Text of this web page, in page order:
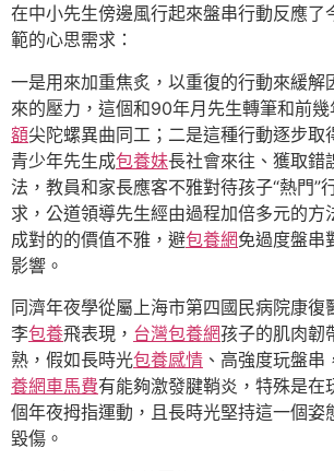
在中小先生傍邊風行起來盤串行動反應了
範的心思需求：
一是用來加重焦炙，以重復的行動來緩解
來的壓力，這個和90年月先生轉筆和前
額尖陀螺異曲同工；二是這種行動逐步取
青少年先生成包養妹長社會來往、獲取錯
法，教員和家長應客不雅對待孩子“熱門”
求，公道領導先生經由過程加倍多元的方
成對的的價值不雅，避包養網免過度盤串
影響。
同濟年夜學從屬上海市第四國民病院康復
李包養飛表現， 台灣包養網孩子的肌肉韌
熟，假如長時光包養感情 、高強度玩盤串
養網車馬費有能夠激發腱鞘炎，特殊是在
個年夜拇指運動，且長時光堅持這一個姿
毀傷。